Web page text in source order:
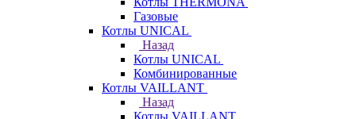
Газовые
Котлы UNICAL
Назад
Котлы UNICAL
Комбинированные
Котлы VAILLANT
Назад
Котлы VAILLANT